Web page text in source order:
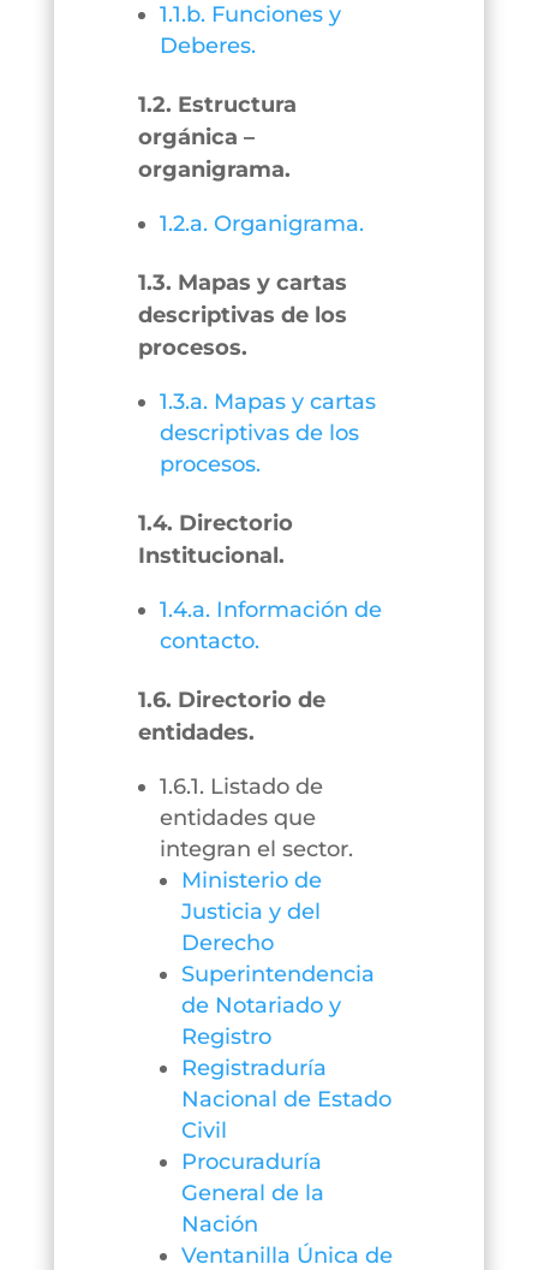
1.1.b. Funciones y
Deberes.
1.2. Estructura
orgánica –
organigrama.
1.2.a. Organigrama.
1.3. Mapas y cartas
descriptivas de los
procesos.
1.3.a. Mapas y cartas
descriptivas de los
procesos.
1.4. Directorio
Institucional.
1.4.a. Información de
contacto.
1.6. Directorio de
entidades.
1.6.1. Listado de
entidades que
integran el sector.
Ministerio de
Justicia y del
Derecho
Superintendencia
de Notariado y
Registro
Registraduría
Nacional de Estado
Civil
Procuraduría
General de la
Nación
Ventanilla Única de